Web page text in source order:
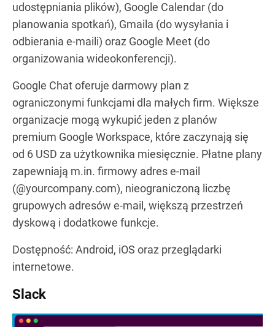
udostępniania plików), Google Calendar (do
planowania spotkań), Gmaila (do wysyłania i
odbierania e-maili) oraz Google Meet (do
organizowania wideokonferencji).
Google Chat oferuje darmowy plan z
ograniczonymi funkcjami dla małych firm. Większe
organizacje mogą wykupić jeden z planów
premium Google Workspace, które zaczynają się
od 6 USD za użytkownika miesięcznie. Płatne plany
zapewniają m.in. firmowy adres e-mail
(@yourcompany.com), nieograniczoną liczbę
grupowych adresów e-mail, większą przestrzeń
dyskową i dodatkowe funkcje.
Dostępność: Android, iOS oraz przeglądarki
internetowe.
Slack